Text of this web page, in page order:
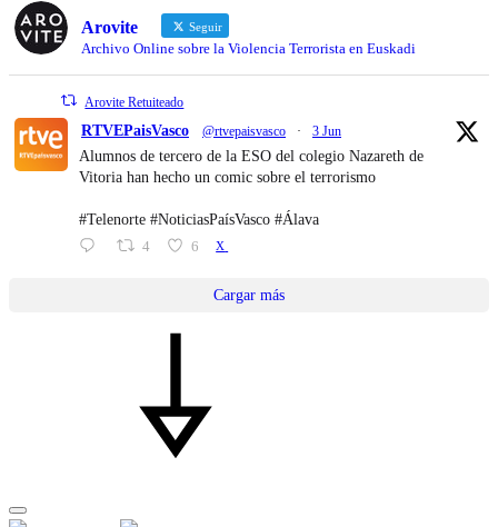
Arovite Seguir
Archivo Online sobre la Violencia Terrorista en Euskadi
Arovite Retuiteado
RTVEPaisVasco @rtvepaisvasco · 3 Jun
Alumnos de tercero de la ESO del colegio Nazareth de
Vitoria han hecho un comic sobre el terrorismo
#Telenorte #NoticiasPaísVasco #Álava
4 6 X
Cargar más